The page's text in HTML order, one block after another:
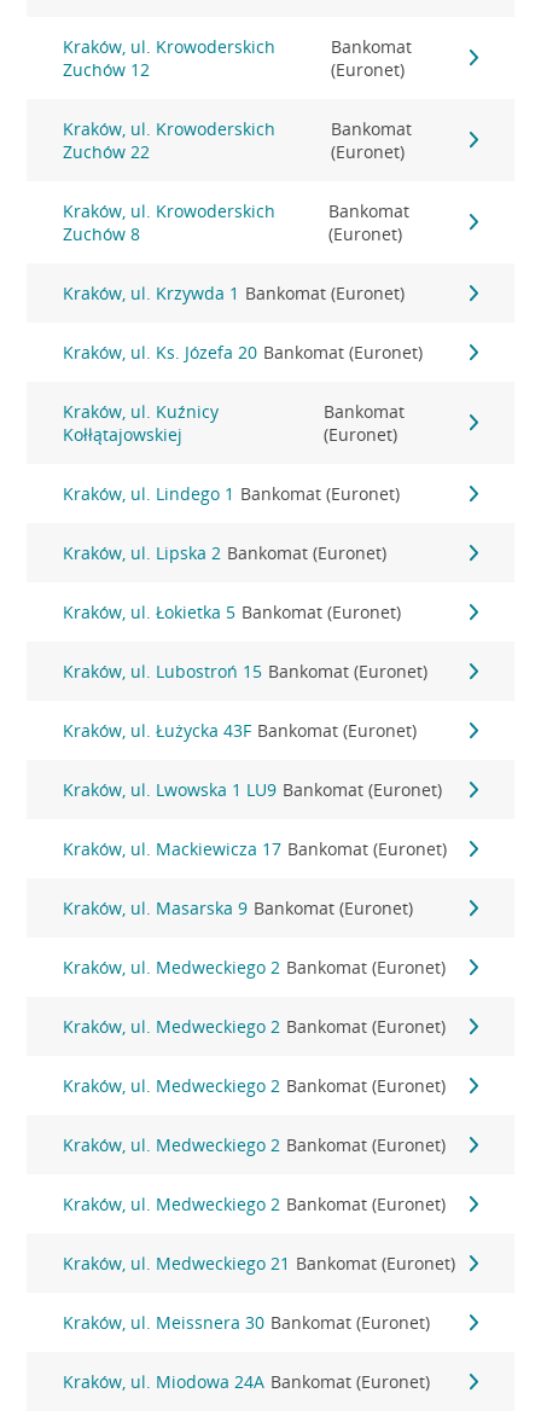
Kraków, ul. Krowoderskich
Zuchów 12
Bankomat
(Euronet)
Kraków, ul. Krowoderskich
Zuchów 22
Bankomat
(Euronet)
Kraków, ul. Krowoderskich
Zuchów 8
Bankomat
(Euronet)
Kraków, ul. Krzywda 1 Bankomat (Euronet)
Kraków, ul. Ks. Józefa 20 Bankomat (Euronet)
Kraków, ul. Kuźnicy
Kołłątajowskiej
Bankomat
(Euronet)
Kraków, ul. Lindego 1 Bankomat (Euronet)
Kraków, ul. Lipska 2 Bankomat (Euronet)
Kraków, ul. Łokietka 5 Bankomat (Euronet)
Kraków, ul. Lubostroń 15 Bankomat (Euronet)
Kraków, ul. Łużycka 43F Bankomat (Euronet)
Kraków, ul. Lwowska 1 LU9 Bankomat (Euronet)
Kraków, ul. Mackiewicza 17 Bankomat (Euronet)
Kraków, ul. Masarska 9 Bankomat (Euronet)
Kraków, ul. Medweckiego 2 Bankomat (Euronet)
Kraków, ul. Medweckiego 2 Bankomat (Euronet)
Kraków, ul. Medweckiego 2 Bankomat (Euronet)
Kraków, ul. Medweckiego 2 Bankomat (Euronet)
Kraków, ul. Medweckiego 2 Bankomat (Euronet)
Kraków, ul. Medweckiego 21 Bankomat (Euronet)
Kraków, ul. Meissnera 30 Bankomat (Euronet)
Kraków, ul. Miodowa 24A Bankomat (Euronet)